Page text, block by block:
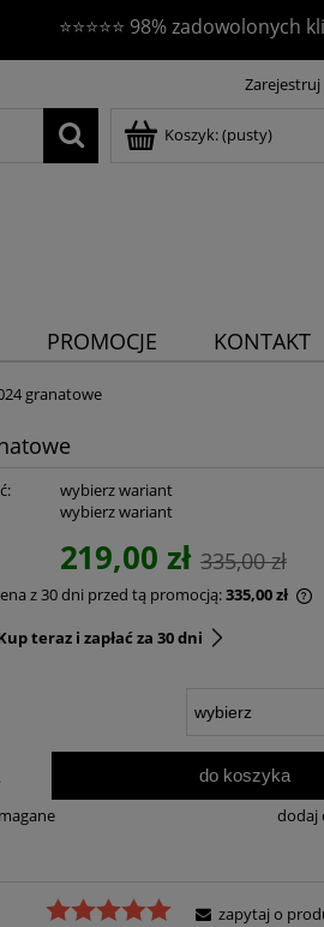
⭐⭐⭐⭐⭐ 98% zadowolonych
Zarejestruj
Koszyk:(pusty)
PROMOCJE KONTAKT
granatowe
wybierz wariant
wybierz wariant
219,00 zł 335,00 zł
z 30 dni przed tą promocją:335,00 zł
teraz i zapłać za 30 dni
do koszyka
dodaj
zapytaj o